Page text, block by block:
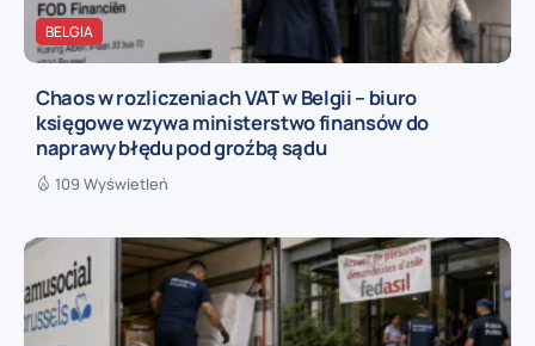
BELGIA
Chaos w rozliczeniach VAT w Belgii – biuro
księgowe wzywa ministerstwo finansów do
naprawy błędu pod groźbą sądu
109 Wyświetleń